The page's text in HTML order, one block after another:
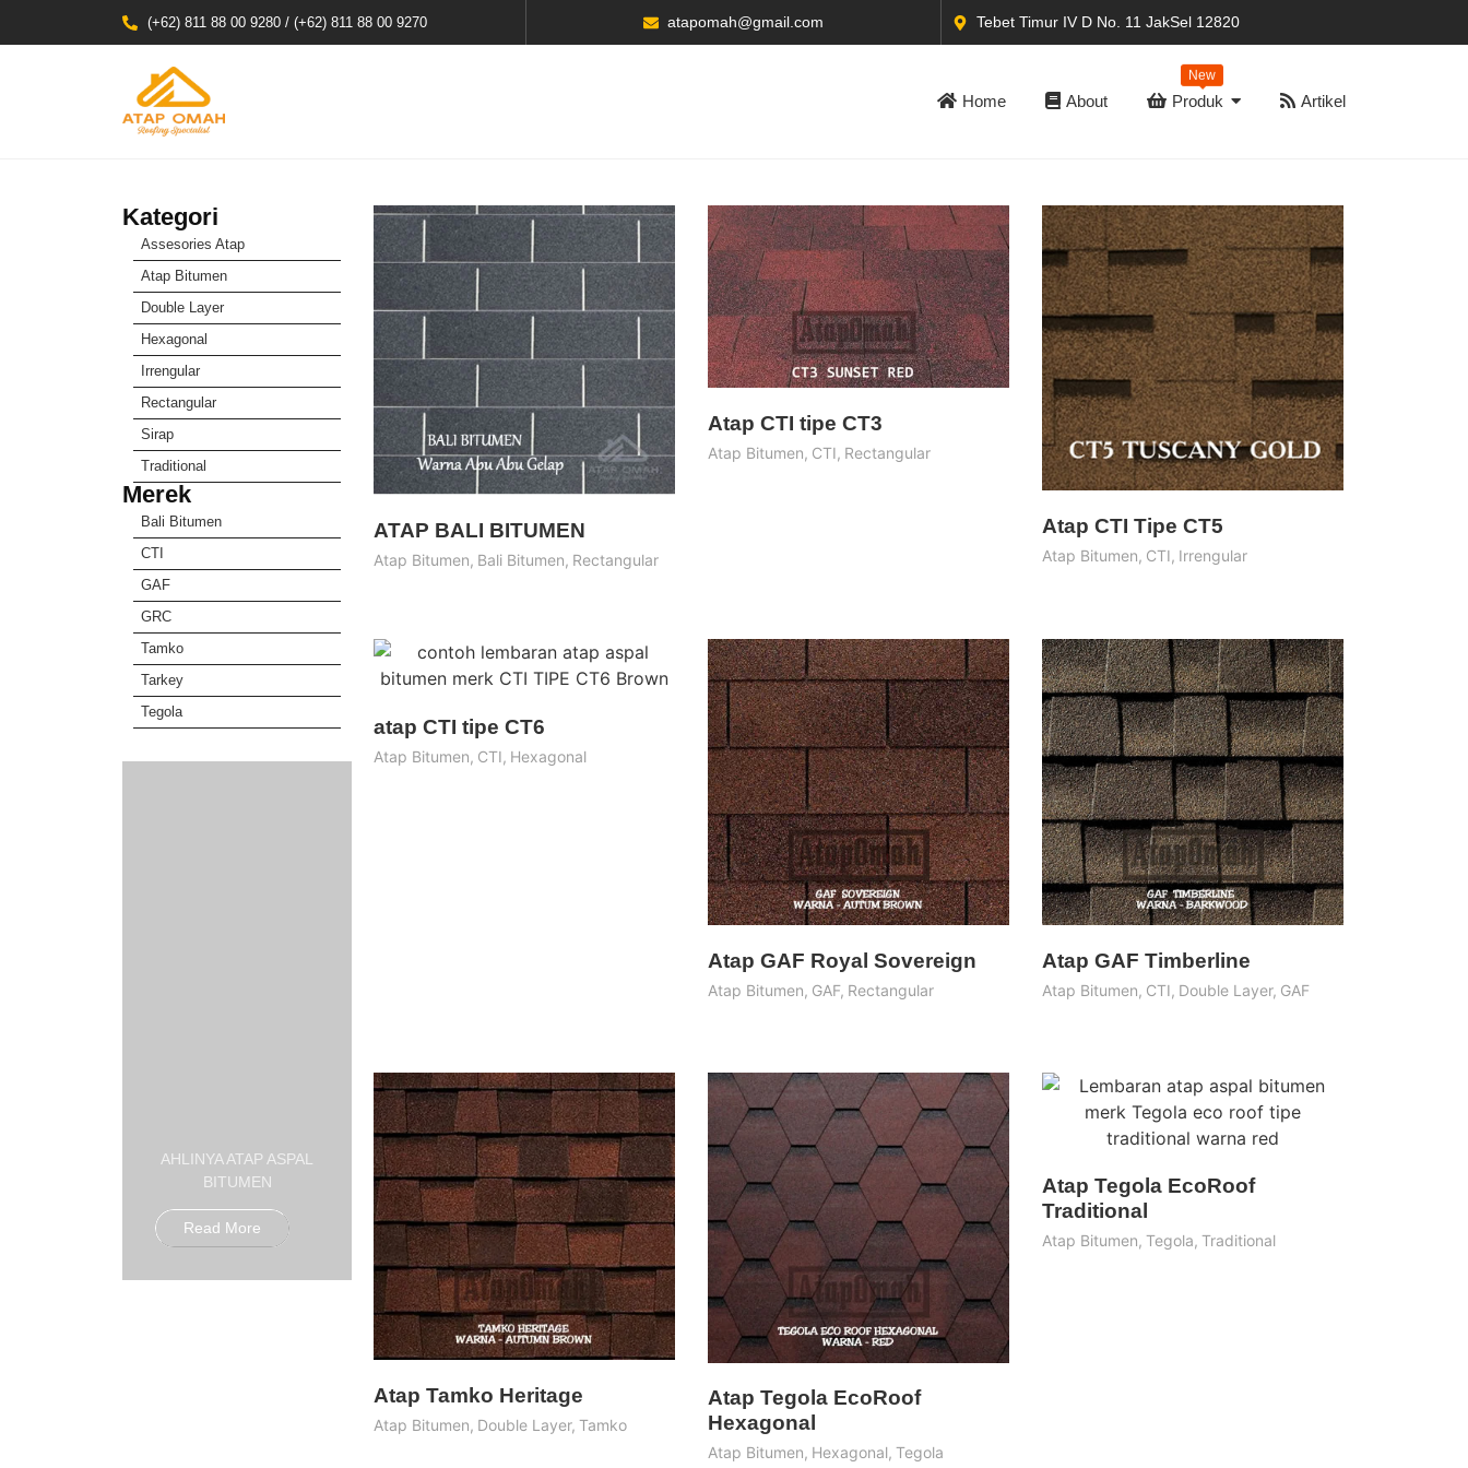
(+62) 811 88 00 9280 / (+62) 811 88 00 9270 atapomah@gmail.com Tebet Timur IV D No. 11 JakSel 12820
Home About Produk
New
Artikel
Kategori
Assesories Atap
Atap Bitumen
Double Layer
Hexagonal
Irrengular
Rectangular
Sirap
Traditional
Merek
Bali Bitumen
CTI
GAF
GRC
Tamko
Tarkey
Tegola
AHLINYA ATAP ASPAL
BITUMEN
Read More
ATAP BALI BITUMEN
Atap Bitumen, Bali Bitumen, Rectangular
Atap CTI tipe CT3
Atap Bitumen, CTI, Rectangular
Atap CTI Tipe CT5
Atap Bitumen, CTI, Irrengular
atap CTI tipe CT6
Atap Bitumen, CTI, Hexagonal
Atap GAF Royal Sovereign
Atap Bitumen, GAF, Rectangular
Atap GAF Timberline
Atap Bitumen, CTI, Double Layer, GAF
Atap Tamko Heritage
Atap Bitumen, Double Layer, Tamko
Atap Tegola EcoRoof
Hexagonal
Atap Bitumen, Hexagonal, Tegola
Atap Tegola EcoRoof
Traditional
Atap Bitumen, Tegola, Traditional